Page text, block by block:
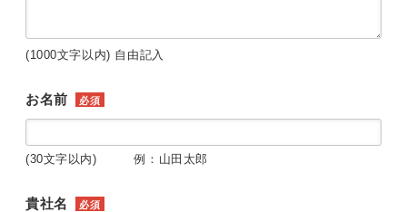
(1000文字以内) 自由記入
お名前 必須
(30文字以内) 例：山田太郎
貴社名 必須